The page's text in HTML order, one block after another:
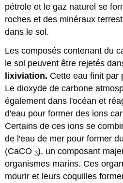
pétrole et le gaz naturel se
roches et des minéraux
dans le sol.
Les composés contenant du
le sol peuvent être rejetés
lixiviation. Cette eau finit par
Le dioxyde de carbone
également dans l'océan et
d'eau pour former des ions
Certains de ces ions se
de l'eau de mer pour former
(CaCO3), un composant
organismes marins. Ces
mourir et leurs coquilles